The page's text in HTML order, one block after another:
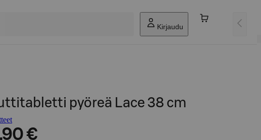
Kirjaudu
pyöreä Lace 38 cm
€